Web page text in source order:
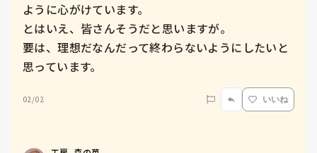
ように心がけています。
とはいえ、皆さんそうだと思いますが。
要は、理想だなんだって終わらないようにしたいと
思っています。
02/02 いいね